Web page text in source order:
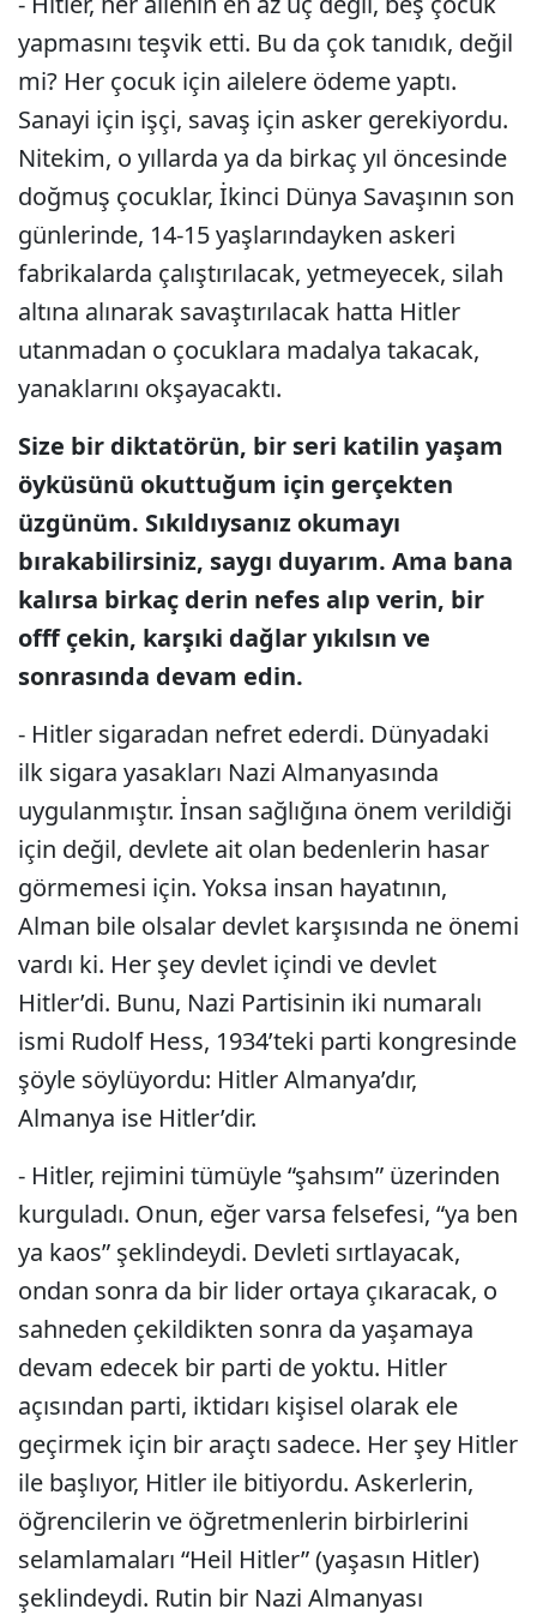
yapmasını teşvik etti. Bu da çok tanıdık, değil
mi? Her çocuk için ailelere ödeme yaptı.
Sanayi için işçi, savaş için asker gerekiyordu.
Nitekim, o yıllarda ya da birkaç yıl öncesinde
doğmuş çocuklar, İkinci Dünya Savaşının son
günlerinde, 14-15 yaşlarındayken askeri
fabrikalarda çalıştırılacak, yetmeyecek, silah
altına alınarak savaştırılacak hatta Hitler
utanmadan o çocuklara madalya takacak,
yanaklarını okşayacaktı.
Size bir diktatörün, bir seri katilin yaşam
öyküsünü okuttuğum için gerçekten
üzgünüm. Sıkıldıysanız okumayı
bırakabilirsiniz, saygı duyarım. Ama bana
kalırsa birkaç derin nefes alıp verin, bir
offf çekin, karşıki dağlar yıkılsın ve
sonrasında devam edin.
- Hitler sigaradan nefret ederdi. Dünyadaki
ilk sigara yasakları Nazi Almanyasında
uygulanmıştır. İnsan sağlığına önem verildiği
için değil, devlete ait olan bedenlerin hasar
görmemesi için. Yoksa insan hayatının,
Alman bile olsalar devlet karşısında ne önemi
vardı ki. Her şey devlet içindi ve devlet
Hitler’di. Bunu, Nazi Partisinin iki numaralı
ismi Rudolf Hess, 1934’teki parti kongresinde
şöyle söylüyordu: Hitler Almanya’dır,
Almanya ise Hitler’dir.
- Hitler, rejimini tümüyle “şahsım” üzerinden
kurguladı. Onun, eğer varsa felsefesi, “ya ben
ya kaos” şeklindeydi. Devleti sırtlayacak,
ondan sonra da bir lider ortaya çıkaracak, o
sahneden çekildikten sonra da yaşamaya
devam edecek bir parti de yoktu. Hitler
açısından parti, iktidarı kişisel olarak ele
geçirmek için bir araçtı sadece. Her şey Hitler
ile başlıyor, Hitler ile bitiyordu. Askerlerin,
öğrencilerin ve öğretmenlerin birbirlerini
selamlamaları “Heil Hitler” (yaşasın Hitler)
şeklindeydi. Rutin bir Nazi Almanyası